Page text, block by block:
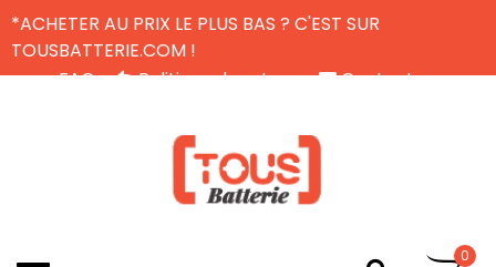
*ACHETER AU PRIX LE PLUS BAS ? C'EST SUR
TOUSBATTERIE.COM !
FAQ
Politique de retour
Contactez-nous
0